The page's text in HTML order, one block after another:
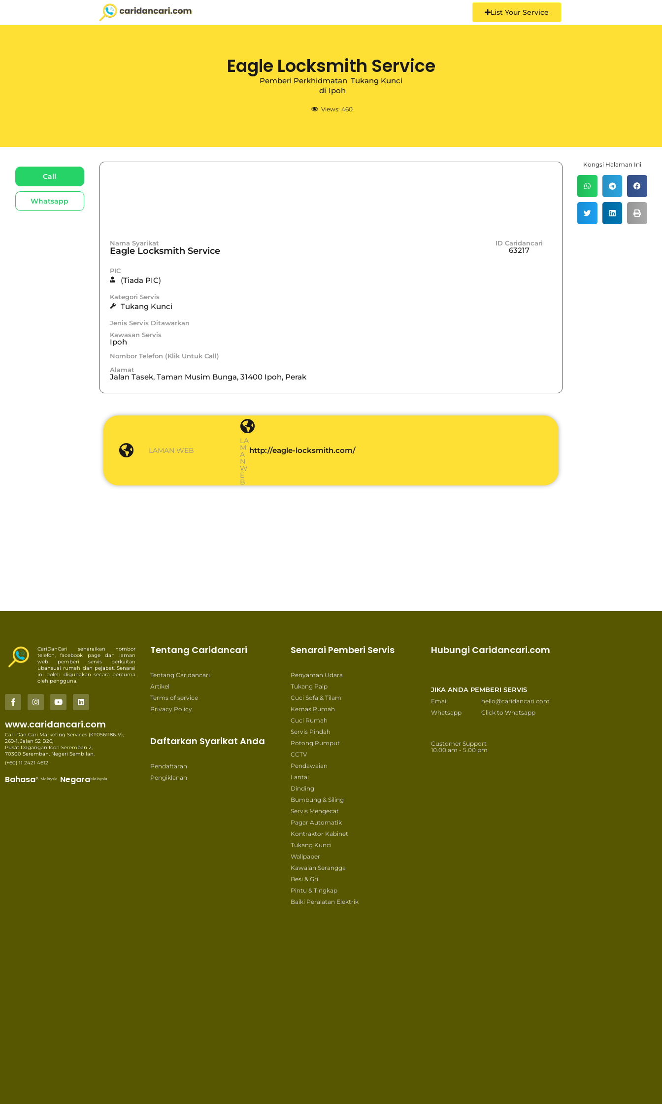
List Your Service
Eagle Locksmith Service
Pemberi Perkhidmatan Tukang Kunci
di Ipoh
Views: 460
Call
Whatsapp
Nama Syarikat
Eagle Locksmith Service
ID Caridancari
63217
PIC
(Tiada PIC)
Kategori Servis
Tukang Kunci
Jenis Servis Ditawarkan
Kawasan Servis
Ipoh
Nombor Telefon (Klik Untuk Call)
Alamat
Jalan Tasek, Taman Musim Bunga, 31400 Ipoh, Perak
Kongsi Halaman Ini
LAMAN WEB
LA
M
A
N
W
E
B
http://eagle-locksmith.com/
CariDanCari senaraikan nombor
telefon, facebook page dan laman
web pemberi servis berkaitan
ubahsuai rumah dan pejabat. Senarai
ini boleh digunakan secara percuma
oleh pengguna.
www.caridancari.com
Cari Dan Cari Marketing Services (KT0561186-V),
269-1, Jalan S2 B26,
Pusat Dagangan Icon Seremban 2,
70300 Seremban, Negeri Sembilan.
(+60) 11 2421 4612
BahasaB. Malaysia NegaraMalaysia
Tentang Caridancari
Tentang Caridancari
Artikel
Terms of service
Privacy Policy
Daftarkan Syarikat Anda
Pendaftaran
Pengiklanan
Senarai Pemberi Servis
Penyaman Udara
Tukang Paip
Cuci Sofa & Tilam
Kemas Rumah
Cuci Rumah
Servis Pindah
Potong Rumput
CCTV
Pendawaian
Lantai
Dinding
Bumbung & Siling
Servis Mengecat
Pagar Automatik
Kontraktor Kabinet
Tukang Kunci
Wallpaper
Kawalan Serangga
Besi & Gril
Pintu & Tingkap
Baiki Peralatan Elektrik
Hubungi Caridancari.com
JIKA ANDA PEMBERI SERVIS
Email
hello@caridancari.com
Whatsapp
Click to Whatsapp
Customer Support
10.00 am - 5.00 pm